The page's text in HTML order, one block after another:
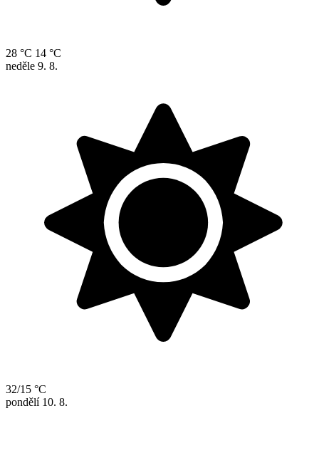
28 °C 14 °C
neděle 9. 8.
32/15 °C
pondělí 10. 8.